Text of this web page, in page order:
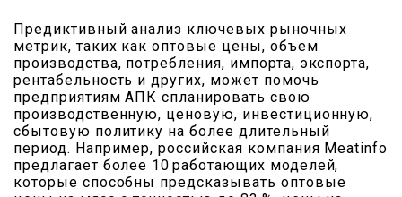
Предиктивный анализ ключевых рыночных
метрик, таких как оптовые цены, объем
производства, потребления, импорта, экспорта,
рентабельность и других, может помочь
предприятиям АПК спланировать свою
производственную, ценовую, инвестиционную,
сбытовую политику на более длительный
период. Например, российская компания Meatinfo
предлагает более 10 работающих моделей,
которые способны предсказывать оптовые